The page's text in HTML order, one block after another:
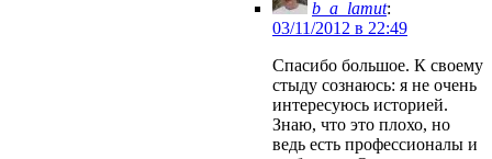
b_a_lamut:
03/11/2012 в 22:49
Спасибо большое. К своему
стыду сознаюсь: я не очень
интересуюсь историей.
Знаю, что это плохо, но
ведь есть профессионалы и